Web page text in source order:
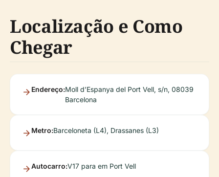
Localização e Como
Chegar
Endereço:Moll d’Espanya del Port Vell, s/n, 08039
Barcelona
Metro:Barceloneta (L4), Drassanes (L3)
Autocarro:V17 para em Port Vell